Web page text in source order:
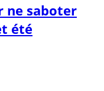
ne saboter
été